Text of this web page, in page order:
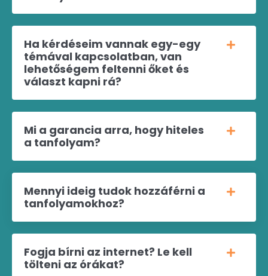
Ha kérdéseim vannak egy-egy
témával kapcsolatban, van
lehetőségem feltenni őket és
választ kapni rá?
Mi a garancia arra, hogy hiteles
a tanfolyam?
Mennyi ideig tudok hozzáférni a
tanfolyamokhoz?
Fogja bírni az internet? Le kell
tölteni az órákat?